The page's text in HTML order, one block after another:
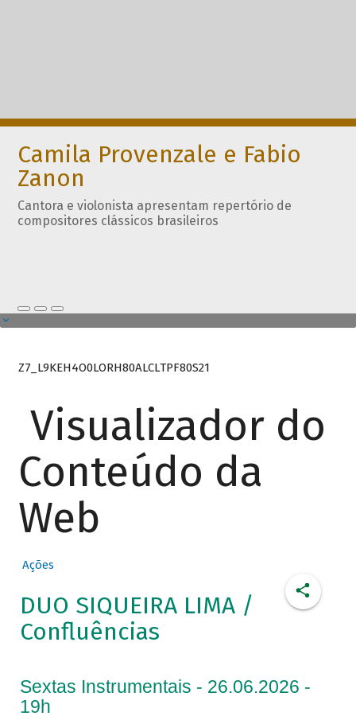
Camila Provenzale e Fabio
Zanon
Cantora e violonista apresentam repertório de
compositores clássicos brasileiros
Z7_L9KEH4O0LORH80ALCLTPF80S21
Visualizador do
Conteúdo da
Web
Ações
DUO SIQUEIRA LIMA /
Confluências
Sextas Instrumentais - 26.06.2026 -
19h